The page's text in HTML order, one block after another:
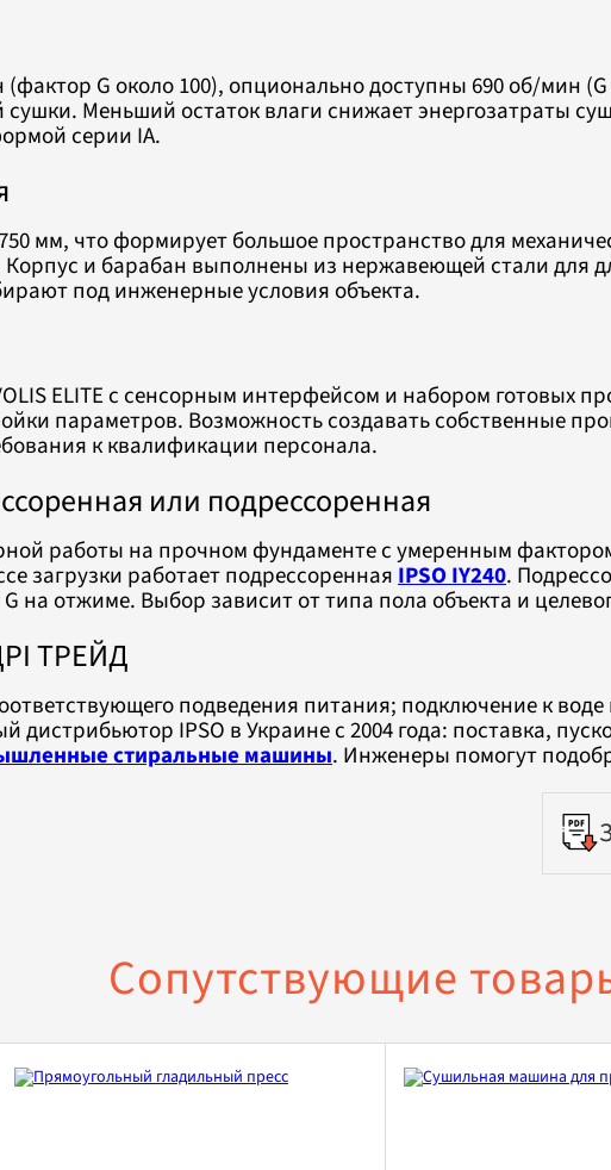
G около 100), опционально доступны 690 об/мин
Меньший остаток влаги снижает энергозатраты
серии IA.
мм, что формирует большое пространство для
Корпус и барабан выполнены из нержавеющей стали для
под инженерные условия объекта.
ELITE с сенсорным интерфейсом и набором готовых
параметров. Возможность создавать собственные
к квалификации персонала.
или подрессоренная
работы на прочном фундаменте с умеренным
загрузки работает подрессореннаяIPSO IY240.
на отжиме. Выбор зависит от типа пола объекта и
ТРЕЙД
подведения питания; подключение к
IPSO в Украине с 2004 года: поставка,
стиральные машины. Инженеры помогут
Сопутствующие